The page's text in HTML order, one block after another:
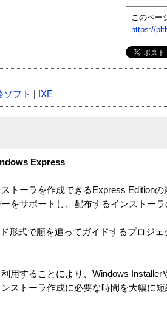
このペー
https://
ソフト IXE
Express
トーラを作成できるExpress Edition
をサポートし、配布するインストーラ
形式で順を追ってガイドするプロジ
用することにより、Windows
ストーラ作成に必要な時間を大幅に